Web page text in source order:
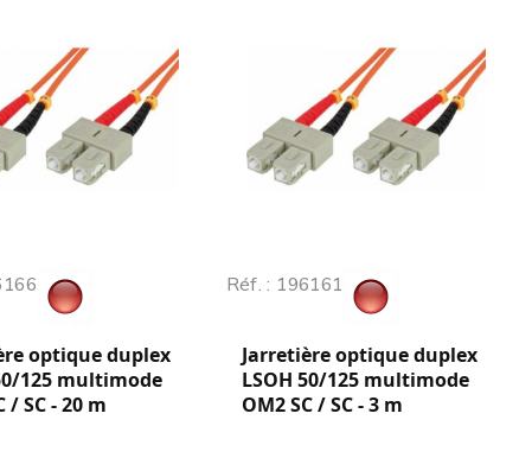
optique duplex
125 multimode
/ SC - 20 m
Réf. : 196161
Jarretière optique duplex
LSOH 50/125 multimode
OM2 SC / SC - 3 m